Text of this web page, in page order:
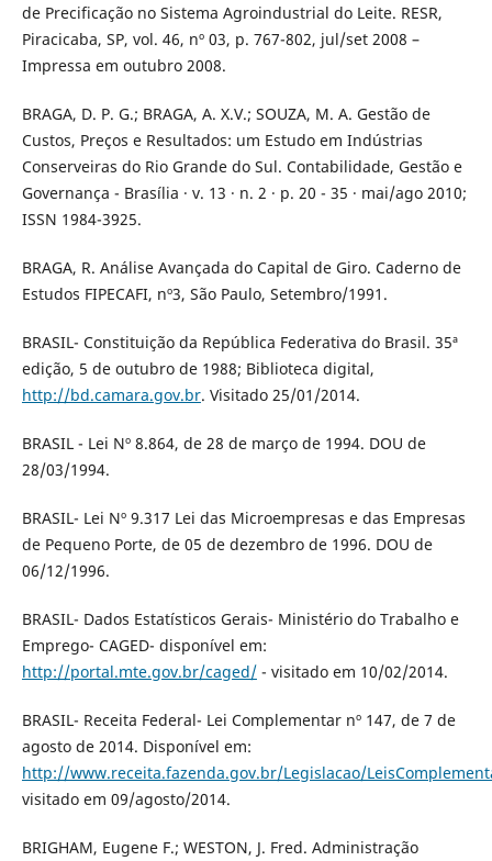
de Precificação no Sistema Agroindustrial do Leite. RESR,
Piracicaba, SP, vol. 46, nº 03, p. 767-802, jul/set 2008 –
Impressa em outubro 2008.
BRAGA, D. P. G.; BRAGA, A. X.V.; SOUZA, M. A. Gestão de
Custos, Preços e Resultados: um Estudo em Indústrias
Conserveiras do Rio Grande do Sul. Contabilidade, Gestão e
Governança - Brasília · v. 13 · n. 2 · p. 20 - 35 · mai/ago 2010;
ISSN 1984-3925.
BRAGA, R. Análise Avançada do Capital de Giro. Caderno de
Estudos FIPECAFI, nº3, São Paulo, Setembro/1991.
BRASIL- Constituição da República Federativa do Brasil. 35ª
edição, 5 de outubro de 1988; Biblioteca digital,
http://bd.camara.gov.br. Visitado 25/01/2014.
BRASIL - Lei Nº 8.864, de 28 de março de 1994. DOU de
28/03/1994.
BRASIL- Lei Nº 9.317 Lei das Microempresas e das Empresas
de Pequeno Porte, de 05 de dezembro de 1996. DOU de
06/12/1996.
BRASIL- Dados Estatísticos Gerais- Ministério do Trabalho e
Emprego- CAGED- disponível em:
http://portal.mte.gov.br/caged/- visitado em 10/02/2014.
BRASIL- Receita Federal- Lei Complementar nº 147, de 7 de
agosto de 2014. Disponível em:
http://www.receita.fazenda.gov.br/Legislacao/
visitado em 09/agosto/2014.
BRIGHAM, Eugene F.; WESTON, J. Fred. Administração